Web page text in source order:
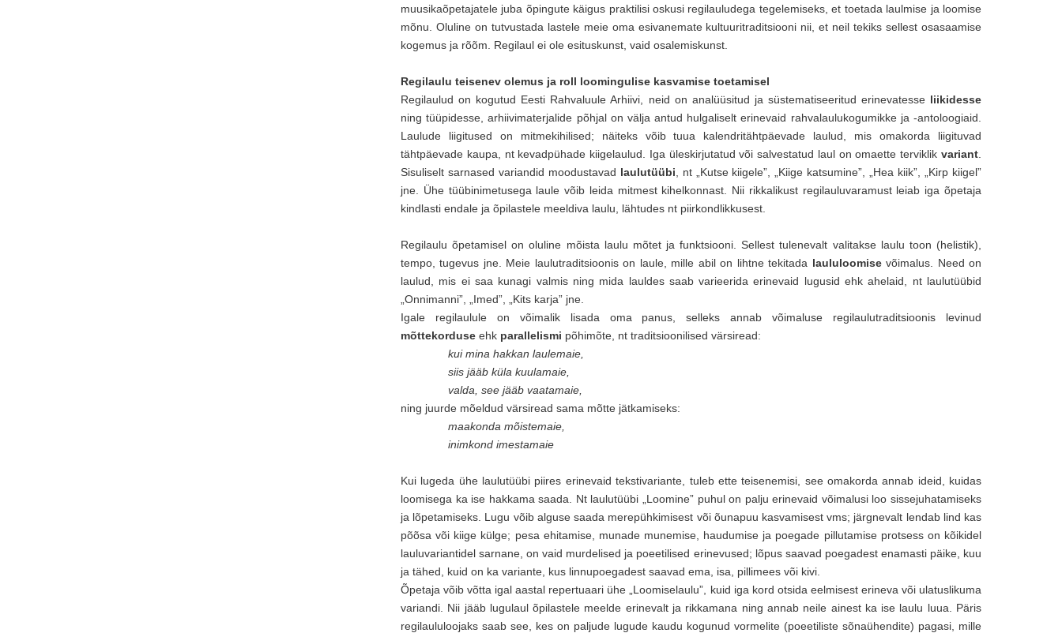
muusikaõpetajatele juba õpingute käigus praktilisi oskusi regilauludega tegelemiseks, et toetada laulmise ja loomise
mõnu. Oluline on tutvustada lastele meie oma esivanemate kultuuritraditsiooni nii, et neil tekiks sellest osasaamise
kogemus ja rõõm. Regilaul ei ole esituskunst, vaid osalemiskunst.
Regilaulu teisenev olemus ja roll loomingulise kasvamise toetamisel
Regilaulud on kogutud Eesti Rahvaluule Arhiivi, neid on analüüsitud ja süstematiseeritud erinevatesse liikidesse
ning tüüpidesse, arhiivimaterjalide põhjal on välja antud hulgaliselt erinevaid rahvalaulukogumikke ja -antoloogiaid.
Laulude liigitused on mitmekihilised; näiteks võib tuua kalendritähtpäevade laulud, mis omakorda liigituvad
tähtpäevade kaupa, nt kevadpühade kiigelaulud. Iga üleskirjutatud või salvestatud laul on omaette terviklik variant
Sisuliselt sarnased variandid moodustavad laulutüübi , nt „Kutse kiigele”, „Kiige katsumine”, „Hea kiik”, „Kirp kiigel”
jne. Ühe tüübinimetusega laule võib leida mitmest kihelkonnast. Nii rikkalikust regilauluvaramust leiab iga õpetaja
kindlasti endale ja õpilastele meeldiva laulu, lähtudes nt piirkondlikkusest.
Regilaulu õpetamisel on oluline mõista laulu mõtet ja funktsiooni. Sellest tulenevalt valitakse laulu toon (helistik),
tempo, tugevus jne. Meie laulutraditsioonis on laule, mille abil on lihtne tekitada laululoomisevõimalus. Need on
laulud, mis ei saa kunagi valmis ning mida lauldes saab varieerida erinevaid lugusid ehk ahelaid, nt laulutüübid
„Onnimanni”, „Imed”, „Kits karja” jne.
Igale regilaulule on võimalik lisada oma panus, selleks annab võimaluse regilaulutraditsioonis levinud
mõttekorduse ehk parallelismi põhimõte, nt traditsioonilised värsiread:
kui mina hakkan laulemaie,
siis jääb küla kuulamaie,
valda, see jääb vaatamaie,
ning juurde mõeldud värsiread sama mõtte jätkamiseks:
maakonda mõistemaie,
inimkond imestamaie
Kui lugeda ühe laulutüübi piires erinevaid tekstivariante, tuleb ette teisenemisi, see omakorda annab ideid, kuidas
loomisega ka ise hakkama saada. Nt laulutüübi „Loomine” puhul on palju erinevaid võimalusi loo sissejuhatamiseks
ja lõpetamiseks. Lugu võib alguse saada merepühkimisest või õunapuu kasvamisest vms; järgnevalt lendab lind kas
põõsa või kiige külge; pesa ehitamise, munade munemise, haudumise ja poegade pillutamise protsess on kõikidel
lauluvariantidel sarnane, on vaid murdelised ja poeetilised erinevused; lõpus saavad poegadest enamasti päike, kuu
ja tähed, kuid on ka variante, kus linnupoegadest saavad ema, isa, pillimees või kivi.
Õpetaja võib võtta igal aastal repertuaari ühe „Loomiselaulu”, kuid iga kord otsida eelmisest erineva või ulatuslikuma
variandi. Nii jääb lugulaul õpilastele meelde erinevalt ja rikkamana ning annab neile ainest ka ise laulu luua. Päris
regilaululoojaks saab see, kes on paljude lugude kaudu kogunud vormelite (poeetiliste sõnaühendite) pagasi, mille